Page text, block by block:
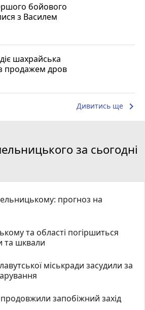
бойового
з Василем
шахрайська
продажем дров
Дивитись ще keyboard_arrow_right
за сьогодні
прогноз на
та області погіршиться
та шквали
міськради засудили за
запобіжний захід